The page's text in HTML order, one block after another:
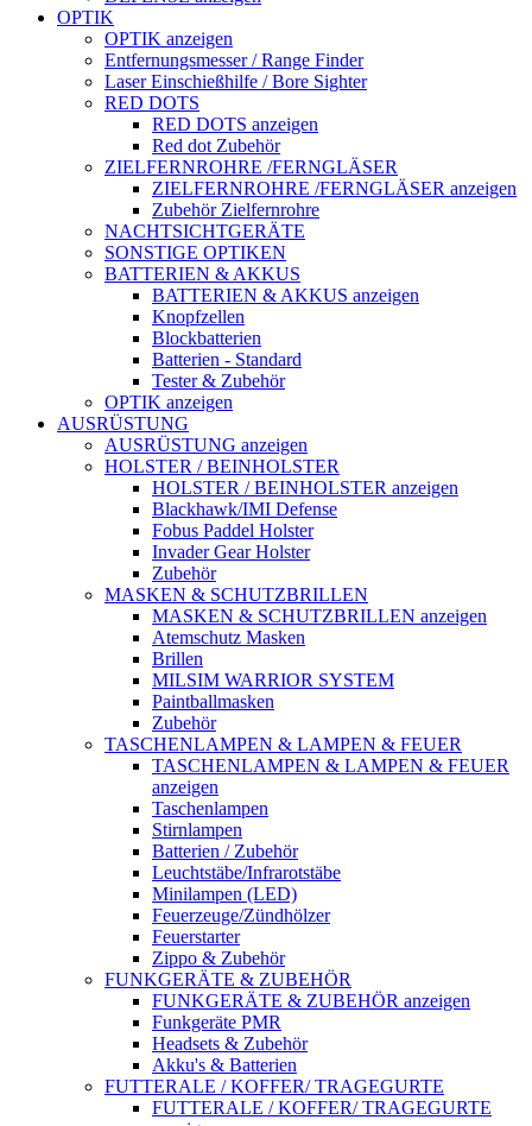
OPTIK
OPTIK anzeigen
Entfernungsmesser / Range Finder
Laser Einschießhilfe / Bore Sighter
RED DOTS
RED DOTS anzeigen
Red dot Zubehör
ZIELFERNROHRE /FERNGLÄSER
ZIELFERNROHRE /FERNGLÄSER anzeigen
Zubehör Zielfernrohre
NACHTSICHTGERÄTE
SONSTIGE OPTIKEN
BATTERIEN & AKKUS
BATTERIEN & AKKUS anzeigen
Knopfzellen
Blockbatterien
Batterien - Standard
Tester & Zubehör
OPTIK anzeigen
AUSRÜSTUNG
AUSRÜSTUNG anzeigen
HOLSTER / BEINHOLSTER
HOLSTER / BEINHOLSTER anzeigen
Blackhawk/IMI Defense
Fobus Paddel Holster
Invader Gear Holster
Zubehör
MASKEN & SCHUTZBRILLEN
MASKEN & SCHUTZBRILLEN anzeigen
Atemschutz Masken
Brillen
MILSIM WARRIOR SYSTEM
Paintballmasken
Zubehör
TASCHENLAMPEN & LAMPEN & FEUER
TASCHENLAMPEN & LAMPEN & FEUER
anzeigen
Taschenlampen
Stirnlampen
Batterien / Zubehör
Leuchtstäbe/Infrarotstäbe
Minilampen (LED)
Feuerzeuge/Zündhölzer
Feuerstarter
Zippo & Zubehör
FUNKGERÄTE & ZUBEHÖR
FUNKGERÄTE & ZUBEHÖR anzeigen
Funkgeräte PMR
Headsets & Zubehör
Akku's & Batterien
FUTTERALE / KOFFER/ TRAGEGURTE
FUTTERALE / KOFFER/ TRAGEGURTE